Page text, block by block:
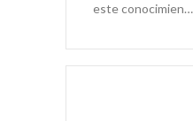
este conocimien…